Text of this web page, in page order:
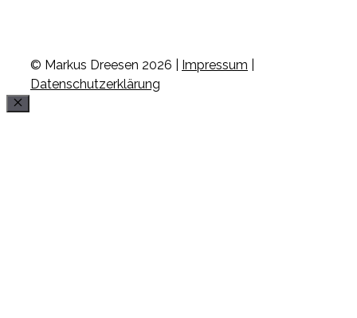
© Markus Dreesen 2026 | Impressum
Datenschutzerklärung
Schließen